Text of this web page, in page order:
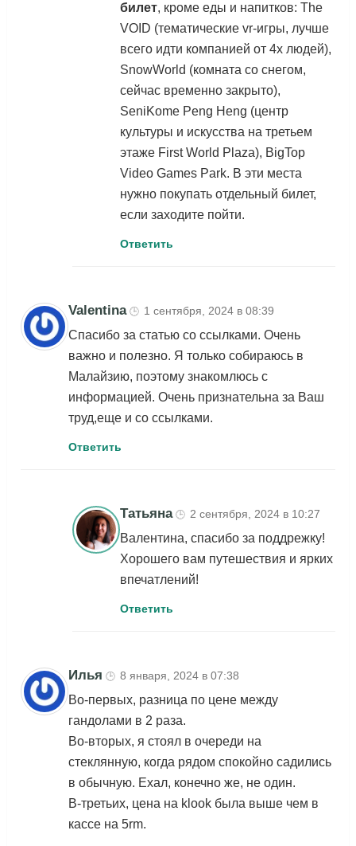
билет, кроме еды и напитков: The
VOID (тематические vr-игры, лучше
всего идти компанией от 4х людей),
SnowWorld (комната со снегом,
сейчас временно закрыто),
SeniKome Peng Heng (центр
культуры и искусства на третьем
этаже First World Plaza), BigTop
Video Games Park. В эти места
нужно покупать отдельный билет,
если заходите пойти.
Ответить
Valentina 🕒 1 сентября, 2024 в 08:39
Спасибо за статью со ссылками. Очень
важно и полезно. Я только собираюсь в
Малайзию, поэтому знакомлюсь с
информацией. Очень признательна за Ваш
труд,еще и со ссылками.
Ответить
Татьяна 🕒 2 сентября, 2024 в 10:27
Валентина, спасибо за поддрежку!
Хорошего вам путешествия и ярких
впечатлений!
Ответить
Илья 🕒 8 января, 2024 в 07:38
Во-первых, разница по цене между
гандолами в 2 раза.
Во-вторых, я стоял в очереди на
стеклянную, когда рядом спокойно садились
в обычную. Ехал, конечно же, не один.
В-третьих, цена на klook была выше чем в
кассе на 5rm.